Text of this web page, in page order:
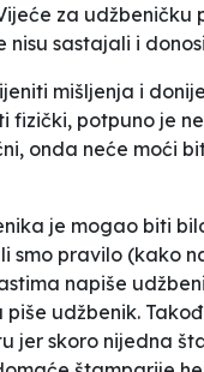
za udžbeničku
nisu sastajali i
mišljenja i
fizički, potpuno je
onda neće moći
je mogao biti
smo pravilo (kako
napiše
udžbenik.
jer skoro nijedna